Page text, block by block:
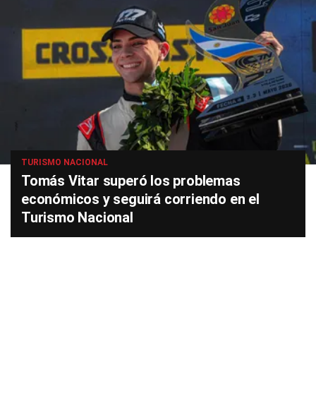
TURISMO NACIONAL
Tomás Vitar superó los problemas
económicos y seguirá corriendo en el
Turismo Nacional